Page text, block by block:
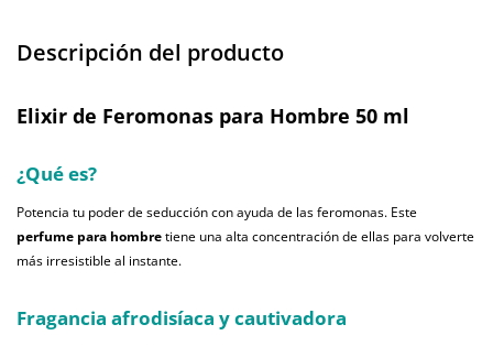
Descripción del producto
Elixir de Feromonas para Hombre 50 ml
¿Qué es?
Potencia tu poder de seducción con ayuda de las feromonas. Este
perfume para hombretiene una alta concentración de ellas para volverte
más irresistible al instante.
Fragancia afrodisíaca y cautivadora